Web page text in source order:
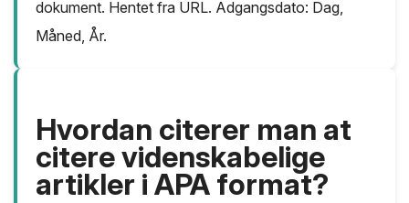
dokument. Hentet fra URL. Adgangsdato: Dag,
Måned, År.
Hvordan citerer man at
citere videnskabelige
artikler i APA format?